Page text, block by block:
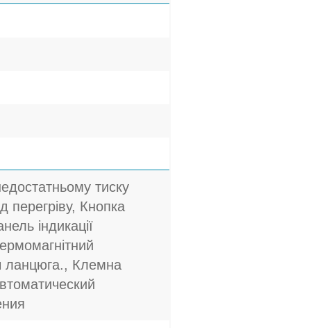
тиску
перегріву, Кнопка
індикації
ланцюга., Клемна